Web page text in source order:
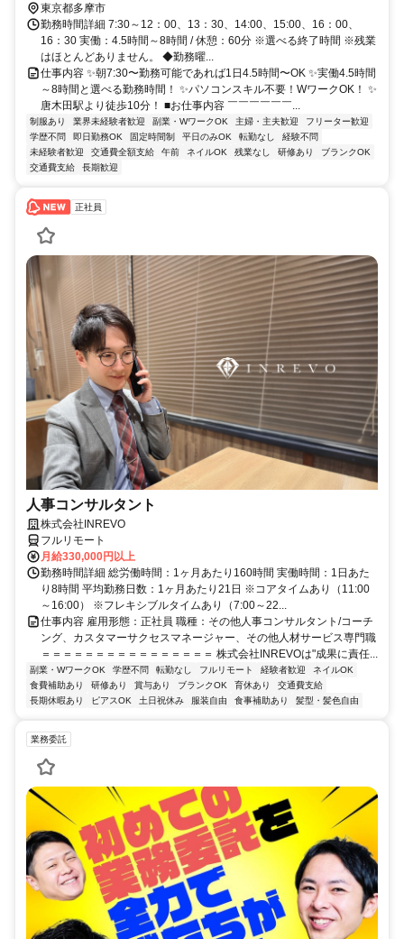
東京都多摩市
勤務時間詳細 7:30～12：00、13：30、14:00、15:00、16：00、
16：30 実働：4.5時間～8時間 / 休憩：60分 ※選べる終了時間 ※残業
はほとんどありません。 ◆勤務曜...
仕事内容 ✨朝7:30〜勤務可能であれば1日4.5時間〜OK ✨実働4.5時間
～8時間と選べる勤務時間！ ✨パソコンスキル不要！WワークOK！ ✨
唐木田駅より徒歩10分！ ■お仕事内容 ￣￣￣￣￣￣...
制服あり 業界未経験者歓迎 副業・WワークOK 主婦・主夫歓迎
フリーター歓迎
学歴不問
即日勤務OK 固定時間制 平日のみOK 転勤なし
経験不問
未経験者歓迎
交通費全額支給 午前 ネイルOK 残業なし 研修あり
ブランクOK
交通費支給
長期歓迎
正社員
人事コンサルタント
株式会社INREVO
フルリモート
月給330,000円以上
勤務時間詳細 総労働時間：1ヶ月あたり160時間 実働時間：1日あた
り8時間 平均勤務日数：1ヶ月あたり21日 ※コアタイムあり（11:00
～16:00） ※フレキシブルタイムあり（7:00～22...
仕事内容 雇用形態：正社員 職種：その他人事コンサルタント/コーチ
ング、カスタマーサクセスマネージャー、その他人材サービス専門職
＝＝＝＝＝＝＝＝＝＝＝＝＝＝＝＝ 株式会社INREVOは"成果に責任...
副業・WワークOK 学歴不問 転勤なし フルリモート 経験者歓迎
ネイルOK
食費補助あり
研修あり 賞与あり ブランクOK 育休あり
交通費支給
長期休暇あり
ピアスOK 土日祝休み 服装自由 食事補助あり 髪型・髪色自由
業務委託